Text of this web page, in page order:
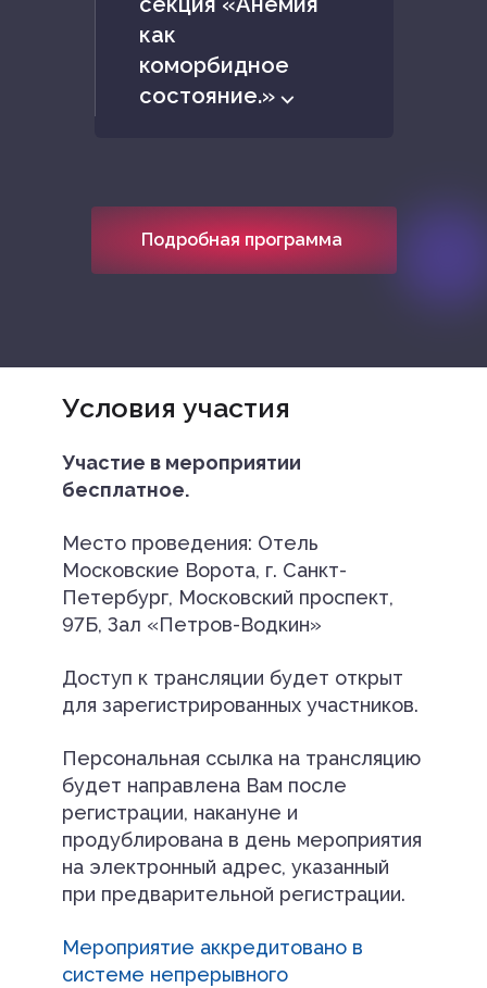
как
коморбидное
состояние.» ⌵
Подробная программа
Условия участия
Участие в мероприятии
бесплатное.
Место проведения: Отель
Московские Ворота, г. Санкт-
Петербург, Московский проспект,
97Б, Зал «Петров-Водкин»
Доступ к трансляции будет открыт
для зарегистрированных участников.
Персональная ссылка на трансляцию
будет направлена Вам после
регистрации, накануне и
продублирована в день мероприятия
на электронный адрес, указанный
при предварительной регистрации.
Мероприятие аккредитовано в
системе непрерывного